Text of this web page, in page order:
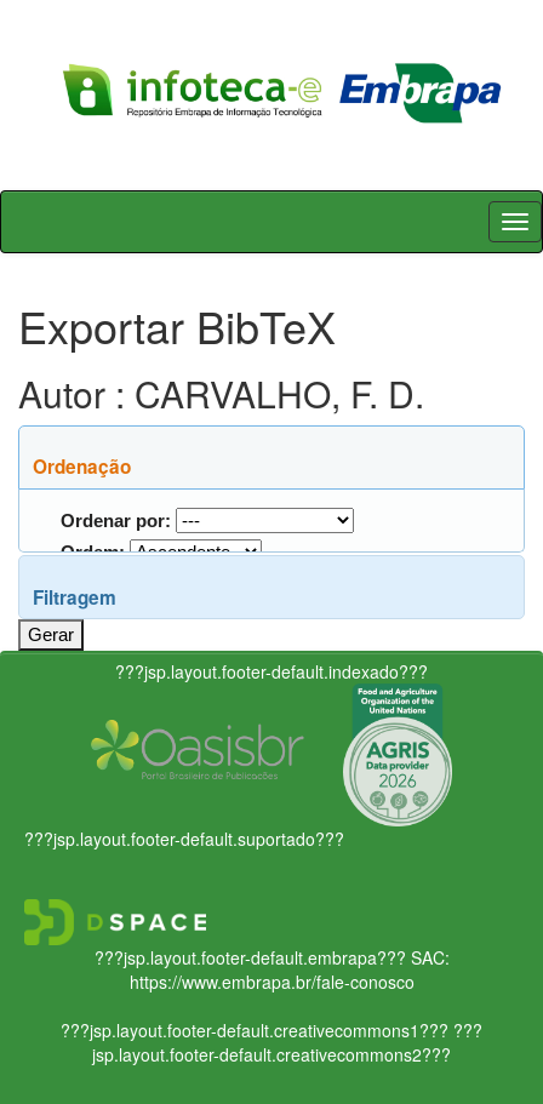
Skip
Exportar BibTeX
Autor : CARVALHO, F. D.
Ordenação
Ordenar por:
Ordem:
Filtragem
???jsp.layout.footer-default.indexado???
???jsp.layout.footer-default.suportado???
???jsp.layout.footer-default.embrapa??? SAC:
https://www.embrapa.br/fale-conosco
???jsp.layout.footer-default.creativecommons1??? ???
jsp.layout.footer-default.creativecommons2???